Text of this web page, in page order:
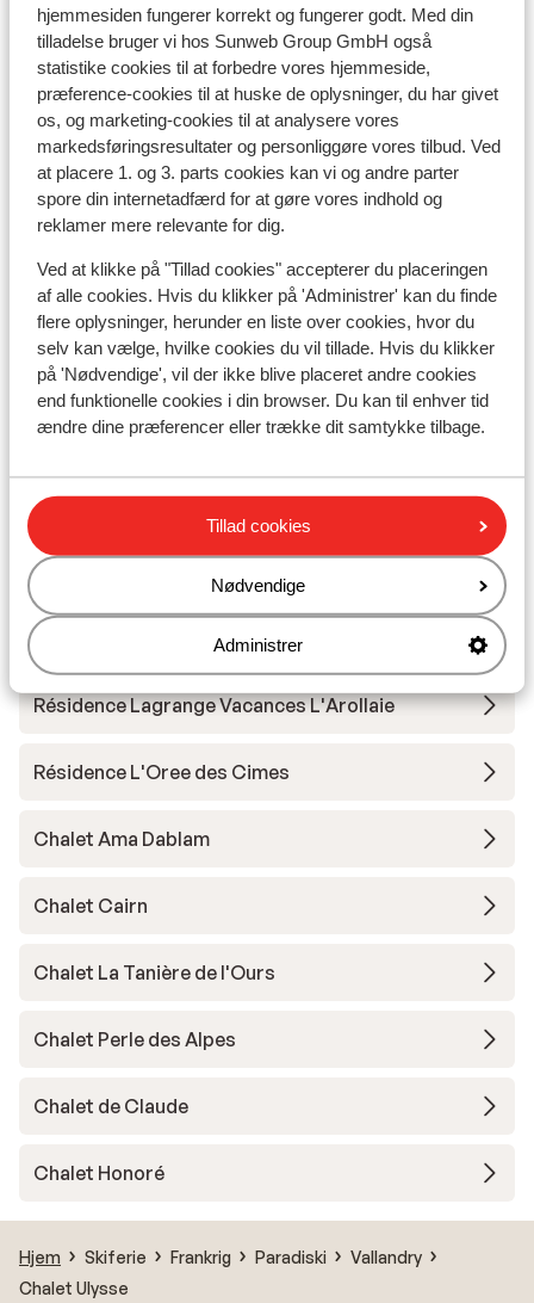
hjemmesiden fungerer korrekt og fungerer godt. Med din
tilladelse bruger vi hos Sunweb Group GmbH også
statistike cookies til at forbedre vores hjemmeside,
præference-cookies til at huske de oplysninger, du har givet
os, og marketing-cookies til at analysere vores
markedsføringsresultater og personliggøre vores tilbud. Ved
at placere 1. og 3. parts cookies kan vi og andre parter
spore din internetadfærd for at gøre vores indhold og
reklamer mere relevante for dig.
Ved at klikke på "Tillad cookies" accepterer du placeringen
af alle cookies. Hvis du klikker på 'Administrer' kan du finde
flere oplysninger, herunder en liste over cookies, hvor du
selv kan vælge, hvilke cookies du vil tillade. Hvis du klikker
på 'Nødvendige', vil der ikke blive placeret andre cookies
end funktionelle cookies i din browser. Du kan til enhver tid
ændre dine præferencer eller trække dit samtykke tilbage.
Tillad cookies
Nødvendige
Administrer
Afstand til skilift ca. 500 meter
Afstand til nærmeste butikker ca. 200 meter
Afstand til nærmeste (mini)supermarked ca. 200
meter
Afstand til nærmeste restaurant ca. 200 meter
Rolig beliggenhed
Liftkort/skileje/undervisning
Liftkort
Undervisning
Skileje
Andre overnatningssteder i Paradiski
Résidence Chalet Les Amis
Résidence Terresens le Quartz
Résidence Lagrange Vacances L'Arollaie
Résidence L'Oree des Cimes
Chalet Ama Dablam
Chalet Cairn
Chalet La Tanière de l'Ours
Chalet Perle des Alpes
Chalet de Claude
Chalet Honoré
Hjem Skiferie Frankrig Paradiski
Vallandry
Chalet Ulysse